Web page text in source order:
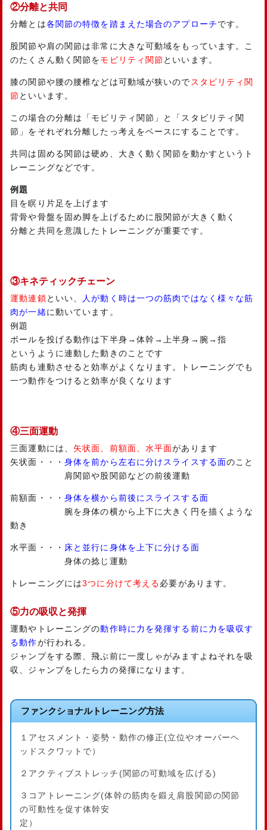
②分離と共同
分離とは各関節の特徴を踏まえた場合のアプローチです。
股関節や肩の関節は非常に大きな可動域をもっています。こ
のたくさん動く関節をモビリティ関節といいます。
膝の関節や腰の腰椎などは可動域が狭いのでスタビリティ関
節といいます。
この場合の分離は「モビリティ関節」と「スタビリティ関
節」をそれぞれ分離したっ考えをベースにすることです。
共同は固める関節は硬め、大きく動く関節を動かすというト
レーニングなどです。
例題
目を瞑り片足を上げます
背骨や骨盤を固め脚を上げるために股関節が大きく動く
分離と共同を意識したトレーニングが重要です。
③キネティックチェーン
運動連鎖 といい、
人が動く時は一つの筋肉ではなく様々な筋
肉が一緒に動いています。
例題
ボールを投げる動作は下半身→体幹→上半身→腕→指
というように連動した動きのことです
筋肉も連動させると効率がよくなります。トレーニングでも
一つ動作をつけると効率が良くなります
④三面運動
三面運動には、 矢状面、前額面、水平面があります
矢状面・・・ 身体を前から左右に分けスライスする面のこと
肩関節や股関節などの前後運動
前額面・・・ 身体を横から前後にスライスする面
腕を身体の横から上下に大きく円を描くような
動き
水平面・・・ 床と並行に身体を上下に分ける面
身体の捻じ運動
トレーニングには3つに分けて考える必要があります。
⑤力の吸収と発揮
運動やトレーニングの動作時に力を発揮する前に力を吸収す
る動作が行われる。
ジャンプをする際、飛ぶ前に一度しゃがみますよねそれを吸
収、ジャンプをしたら力の発揮になります。
ファンクショナルトレーニング方法
１アセスメント・姿勢・動作の修正(立位やオーバーヘ
ッドスクワットで）
２アクティブストレッチ(関節の可動域を広げる)
３コアトレーニング(体幹の筋肉を鍛え肩股関節の関節
の可動性を促す体幹安
定